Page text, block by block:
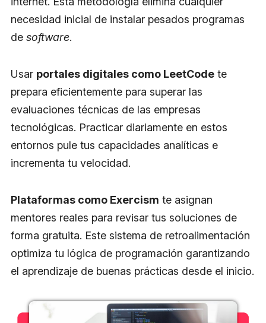
necesidad inicial de instalar pesados programas
de software.
Usar portales digitales como LeetCode te
prepara eficientemente para superar las
evaluaciones técnicas de las empresas
tecnológicas. Practicar diariamente en estos
entornos pule tus capacidades analíticas e
incrementa tu velocidad.
Plataformas como Exercism te asignan
mentores reales para revisar tus soluciones de
forma gratuita. Este sistema de retroalimentación
optimiza tu lógica de programación garantizando
el aprendizaje de buenas prácticas desde el inicio.